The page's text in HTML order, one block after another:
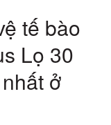
tế bào
Lọ 30
ở